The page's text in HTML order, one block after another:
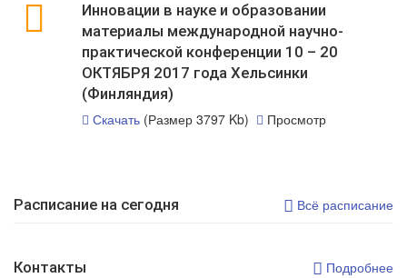
Инновации в науке и образовании
материалы международной научно-
практической конференции 10 – 20
ОКТЯБРЯ 2017 года Хельсинки
(Финляндия)
Скачать(Размер 3797 Kb) Просмотр
Расписание на сегодня Всё расписание
Контакты Подробнее